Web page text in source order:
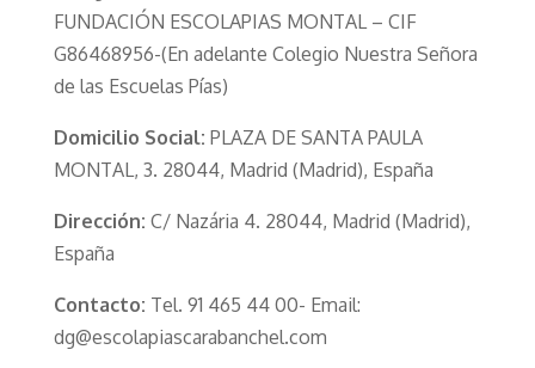
FUNDACIÓN ESCOLAPIAS MONTAL – CIF
G86468956-(En adelante Colegio Nuestra Señora
de las Escuelas Pías)
Domicilio Social: PLAZA DE SANTA PAULA
MONTAL, 3. 28044, Madrid (Madrid), España
Dirección: C/ Nazária 4. 28044, Madrid (Madrid),
España
Contacto: Tel. 91 465 44 00- Email:
dg@escolapiascarabanchel.com